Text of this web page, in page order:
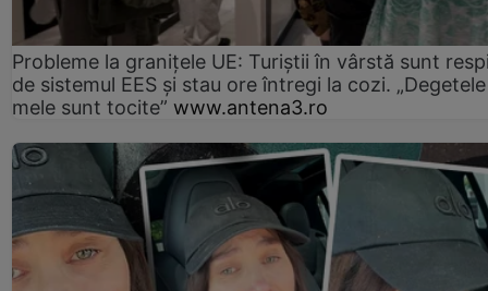
Probleme la granițele UE: Turiștii în vârstă sunt
de sistemul EES și stau ore întregi la cozi. „Degetele
mele sunt tocite” www.antena3.ro